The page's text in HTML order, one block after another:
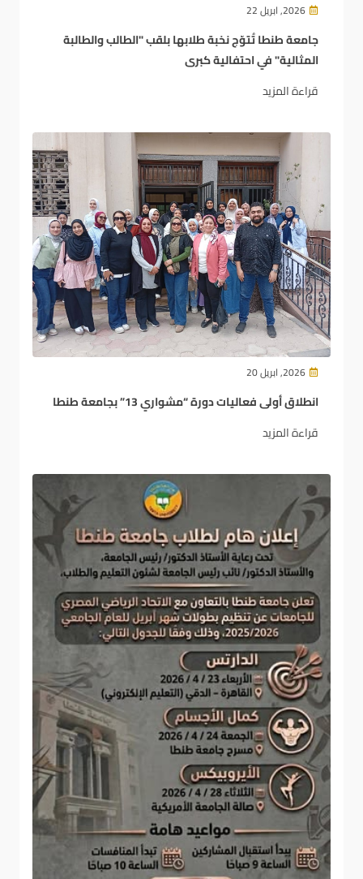
2026, ابريل 22
جامعة طنطا تُتوّج نخبة طلابها بلقب "الطالب والطالبة
المثالية" في احتفالية كبرى
قراءة المزيد
2026, ابريل 20
انطلاق أولى فعاليات دورة “مشواري 13” بجامعة طنطا
قراءة المزيد